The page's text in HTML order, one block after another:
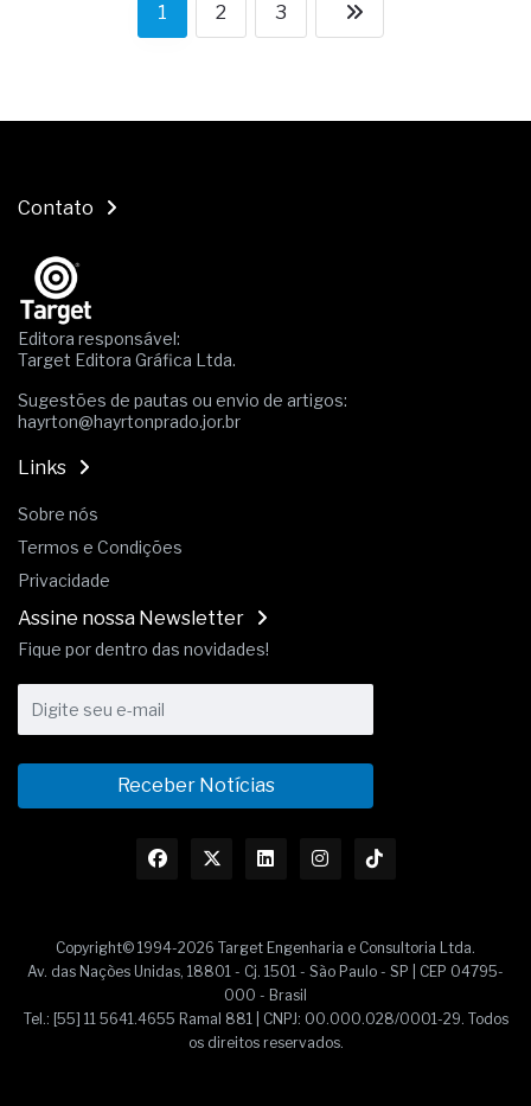
1 2 3
Contato
Editora responsável:
Target Editora Gráfica Ltda.
Sugestões de pautas ou envio de artigos:
hayrton@hayrtonprado.jor.br
Links
Sobre nós
Termos e Condições
Privacidade
Assine nossa Newsletter
Fique por dentro das novidades!
Receber Notícias
Copyright© 1994-2026 Target Engenharia e Consultoria Ltda.
Av. das Nações Unidas, 18801 - Cj. 1501 - São Paulo - SP | CEP 04795-
000 - Brasil
Tel.: [55] 11 5641.4655 Ramal 881 | CNPJ: 00.000.028/0001-29. Todos
os direitos reservados.